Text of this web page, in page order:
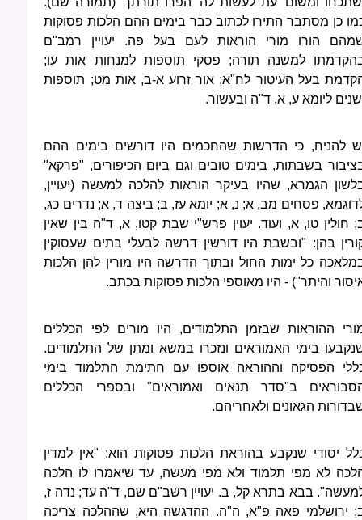
כן מסתבר התירו לכתוב כבר בימים ההם הלכות פסוקות
הורו מורי הוראות לעם בעל פה. יעויין רמב"ם
למשנה תורה; פסקי תוספות למנחות אות עו;
בעל העיטור לח"א; אור זרוע א-ב, אות מט; תוספות
ליומא ע, א, ד"ה ובעשור.
להניח, כי הדרשות שהחכמים היו דורשים בימים ההם
בשבתות, בימים טובים וגם ביום הכיפורים, "פרקא"
הגמרא, שהיו בעיקר הוראות להלכה למעשה (יעויין,
פסחים מב, א; נ, א; יומא עז, ב; ביצה ד, א; נדרים כג,
חולין טו, א, ועוד. יעוין פרש"י שבת קטו, א, ד"ה בין שאין
בהן: "ובשבת היו דורשין דרשה לבעלי בתים שעסוקין
כל ימות החול ובתוך הדרשה היו מורין להן הלכות
והיתר") - היו מאוספי הלכות פסוקות בכתב.
ההוראות שבזמן התלמודים, היו מורים לפי הכללים
בימי האמוראים ונזכרו במשא ומתן של התלמודים.
הפסיקה וההוראה אוספו עם חתימת התלמוד בימי
ב"סדר תנאים ואמוראים" ובספרי הכללים
הגאונים ולאחריהם.
יסודי שנקבע בהוראת הלכות פסוקות הוא: "אין למדין
לא מפי תלמוד ולא מפי מעשה, עד שיאמרו לו הלכה
בבא בתרא קל, ב. יעויין רשב"ם שם, ד"ה עד; נדה ז,
ירושלמי פאה פ"א, ה"ה. ההדגשה היא, שההלכה צריכה